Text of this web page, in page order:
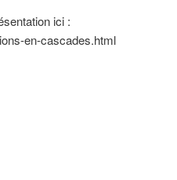
ici :
en-cascades.html